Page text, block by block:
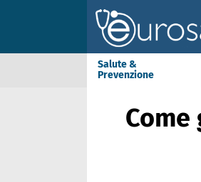
Salute &
Prevenzione